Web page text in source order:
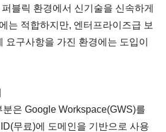
블릭 환경에서 신기술을 신속하게
는 적합하지만, 엔터프라이즈급 보
요구사항을 가진 환경에는 도입이
은 Google Workspace(GWS)를
무료)에 도메인을 기반으로 사용